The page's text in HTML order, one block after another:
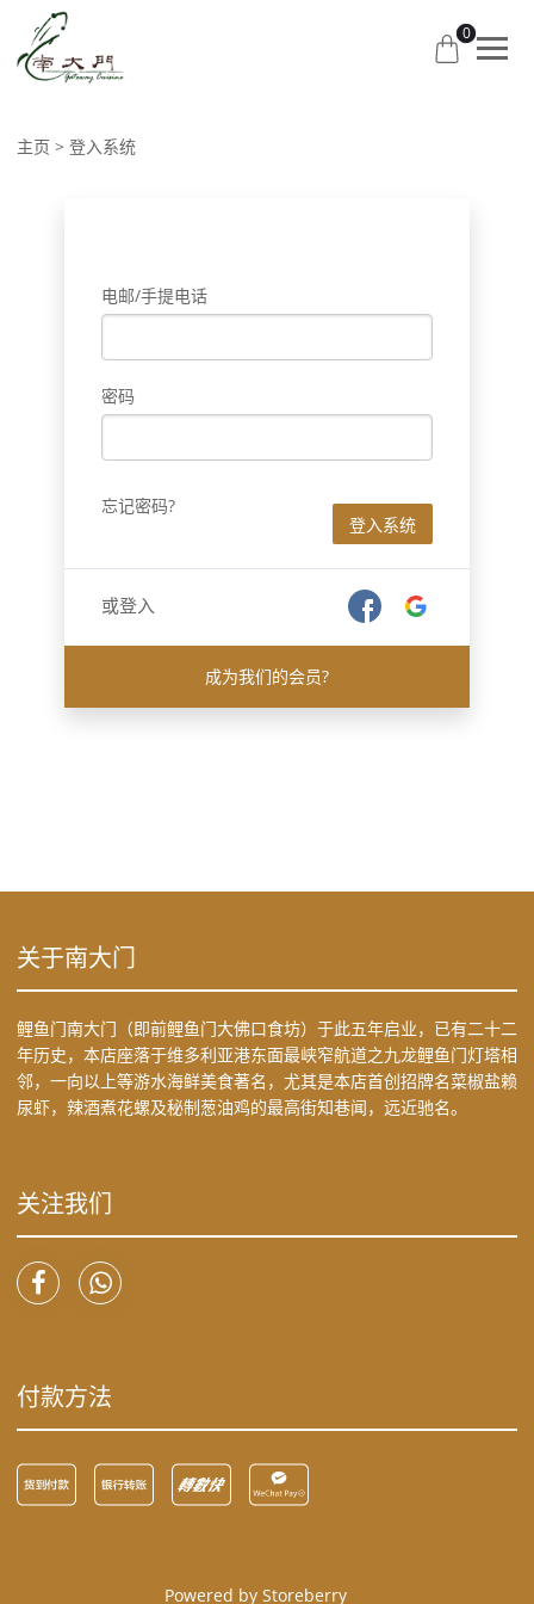
0
主页 登入系统
电邮/手提电话
密码
忘记密码?
登入系统
或登入
成为我们的会员?
关于南大门
鲤鱼门南大门（即前鲤鱼门大佛口食坊）于此五年启业，已有二十二
年历史，本店座落于维多利亚港东面最峡窄航道之九龙鲤鱼门灯塔相
邻，一向以上等游水海鲜美食著名，尤其是本店首创招牌名菜椒盐赖
尿虾，辣酒煮花螺及秘制葱油鸡的最高街知巷闻，远近驰名。
关注我们
付款方法
Powered by Storeberry